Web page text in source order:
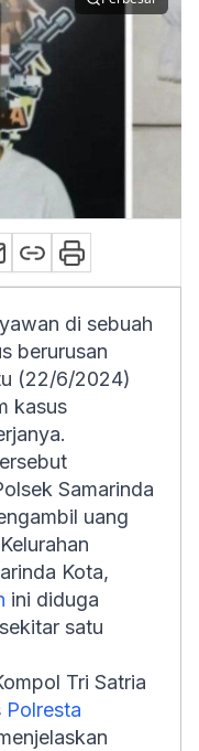
di sebuah
berurusan
(22/6/2024)
kasus
Samarinda
uang
Kota,
ini diduga
satu
Tri Satria
Polresta